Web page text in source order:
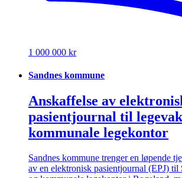
1 000 000 kr
Sandnes kommune
Anskaffelse av
pasientjournal til
kommunale legekontor
Sandnes kommune trenger en løpende
av en elektronisk pasientjournal (EPJ) til